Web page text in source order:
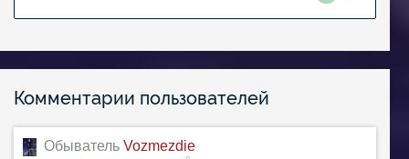
Комментарии пользователей
Обыватель Vozmezdie